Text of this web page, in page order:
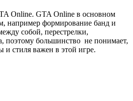
Online. GTA Online в основном
например формирование банд и
собой, перестрелки,
поэтому большинство не понимает,
и стиля важен в этой игре.